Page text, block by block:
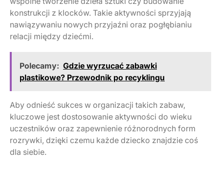
konstrukcji z klocków. Takie aktywności sprzyjają
nawiązywaniu nowych przyjaźni oraz pogłębianiu
relacji między dziećmi.
Polecamy: Gdzie wyrzucać zabawki
plastikowe? Przewodnik po recyklingu
Aby odnieść sukces w organizacji takich zabaw,
kluczowe jest dostosowanie aktywności do wieku
uczestników oraz zapewnienie różnorodnych form
rozrywki, dzięki czemu każde dziecko znajdzie coś
dla siebie.